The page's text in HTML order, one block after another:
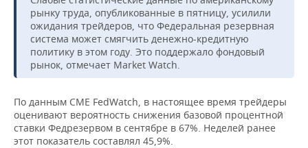
ВУЗЫ ТАТАРСТАНА
КОМУ ПРИНАДЛЕЖАТ
ТОРГОВЫЕ ЦЕНТРЫ
ТАТАРСТАНА
БАНКИ
БЮДЖЕТ
ИНВЕСТИЦИИ
АГРОПРОМ
МАШИНОСТРОЕНИЕ
НЕФТЕХИМИЯ
НЕФТЬ
ОПК
НОВОСТИ НЕДВИЖИМОСТИ
АВТО
НОВОСТИ АВТО
БИЗНЕС
НОВОСТИ БИЗНЕСА
РОЗНИЧНАЯ ТОРГОВЛЯ
ТРАНСПОРТ
ТЕХНОЛОГИИ
НОВОСТИ ТЕХНОЛОГИЙ
IT
МЕРОПРИЯТИЯ
НОВОСТИ МЕРОПРИЯТИЙ
СПОРТ
рынку труда, опубликованные в пятницу, усилили
ожидания трейдеров, что Федеральная резервная
система может смягчить денежно-кредитную
политику в этом году. Это поддержало фондовый
рынок, отмечает Market Watch.
По данным CME FedWatch, в настоящее время трейдеры
оценивают вероятность снижения базовой процентной
ставки Федрезервом в сентябре в 67%. Неделей ранее
этот показатель составлял 45,9%.